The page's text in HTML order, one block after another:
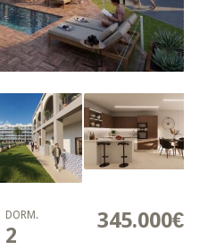
345.000€
DORM.
2